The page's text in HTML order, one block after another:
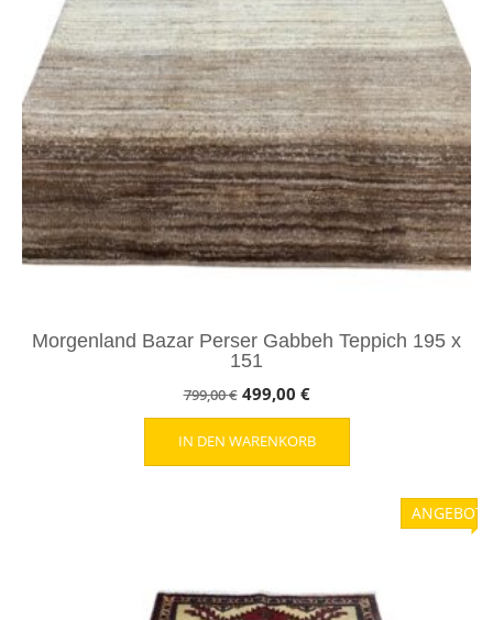
Morgenland Bazar Perser Gabbeh Teppich 195 x
151
799,00€ Ursprünglicher
Preis
war:
499,00 €Aktueller
Preis
ist:
IN DEN WARENKORB
ANGEBOT!